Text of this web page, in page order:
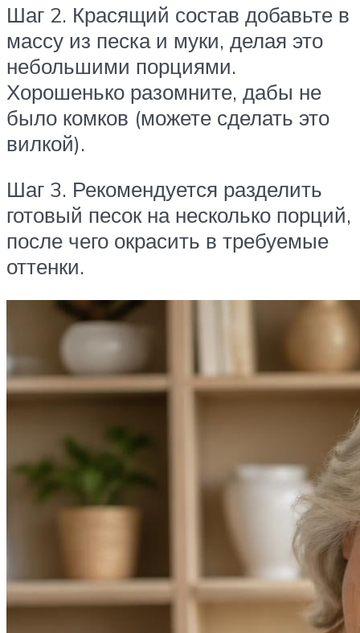
Шаг 2. Красящий состав добавьте в
массу из песка и муки, делая это
небольшими порциями.
Хорошенько разомните, дабы не
было комков (можете сделать это
вилкой).
Шаг 3. Рекомендуется разделить
готовый песок на несколько порций,
после чего окрасить в требуемые
оттенки.